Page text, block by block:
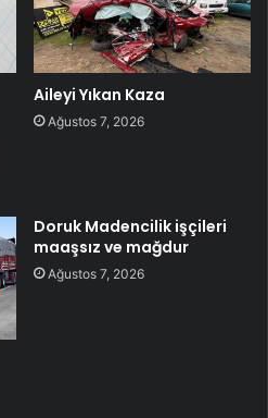
Aileyi Yıkan Kaza
Ağustos 7, 2026
Doruk Madencilik işçileri
maaşsız ve mağdur
Ağustos 7, 2026